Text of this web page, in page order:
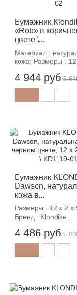
Бумажник
«Rob» в
цвете \...
Материал :
кожа; Размеры :
4 944 руб 5
Бумажник
Dawson,
кожа в...
Размеры : 12 х 2 х
Бренд : Klondike...
4 486 руб 5